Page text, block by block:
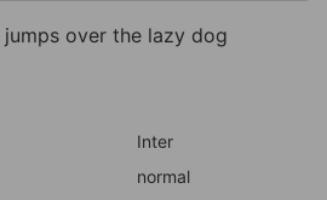
over the lazy dog
Inter
normal